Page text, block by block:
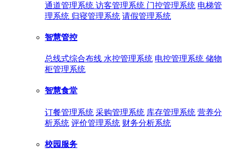
通道管理系统 访客管理系统 门控管理系统 电梯管
理系统 归寝管理系统 请假管理系统
智慧管控
总线式综合布线 水控管理系统 电控管理系统 储物
柜管理系统
智慧食堂
订餐管理系统 采购管理系统 库存管理系统 营养分
析系统 评价管理系统 财务分析系统
校园服务